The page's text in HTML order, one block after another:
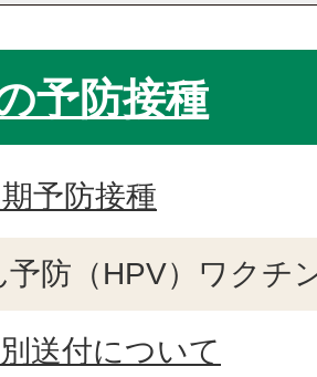
予防接種
予防接種
予防（HPV）ワクチ
送付について